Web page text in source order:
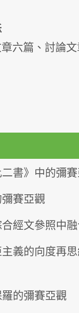
六篇、討論
書》中的彌
賽亞觀
經文參照中
義的向度再
的彌賽亞觀